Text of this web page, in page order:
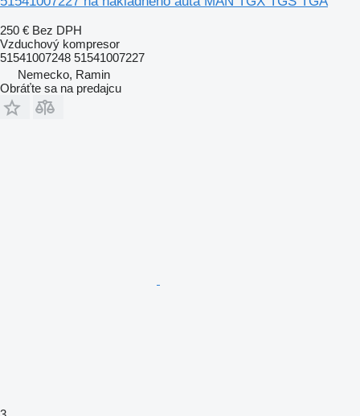
250 € Bez DPH
Vzduchový kompresor
51541007248 51541007227
Nemecko, Ramin
Obráťte sa na predajcu